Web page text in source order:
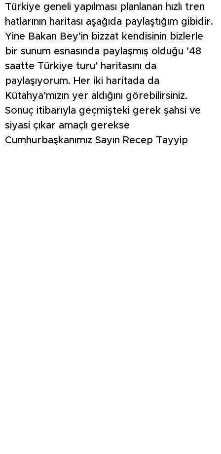
Türkiye geneli yapılması planlanan hızlı tren
hatlarının haritası aşağıda paylaştığım gibidir.
Yine Bakan Bey’in bizzat kendisinin bizlerle
bir sunum esnasında paylaşmış olduğu ’48
saatte Türkiye turu’ haritasını da
paylaşıyorum. Her iki haritada da
Kütahya’mızın yer aldığını görebilirsiniz.
Sonuç itibarıyla geçmişteki gerek şahsi ve
siyasi çıkar amaçlı gerekse
Cumhurbaşkanımız Sayın Recep Tayyip